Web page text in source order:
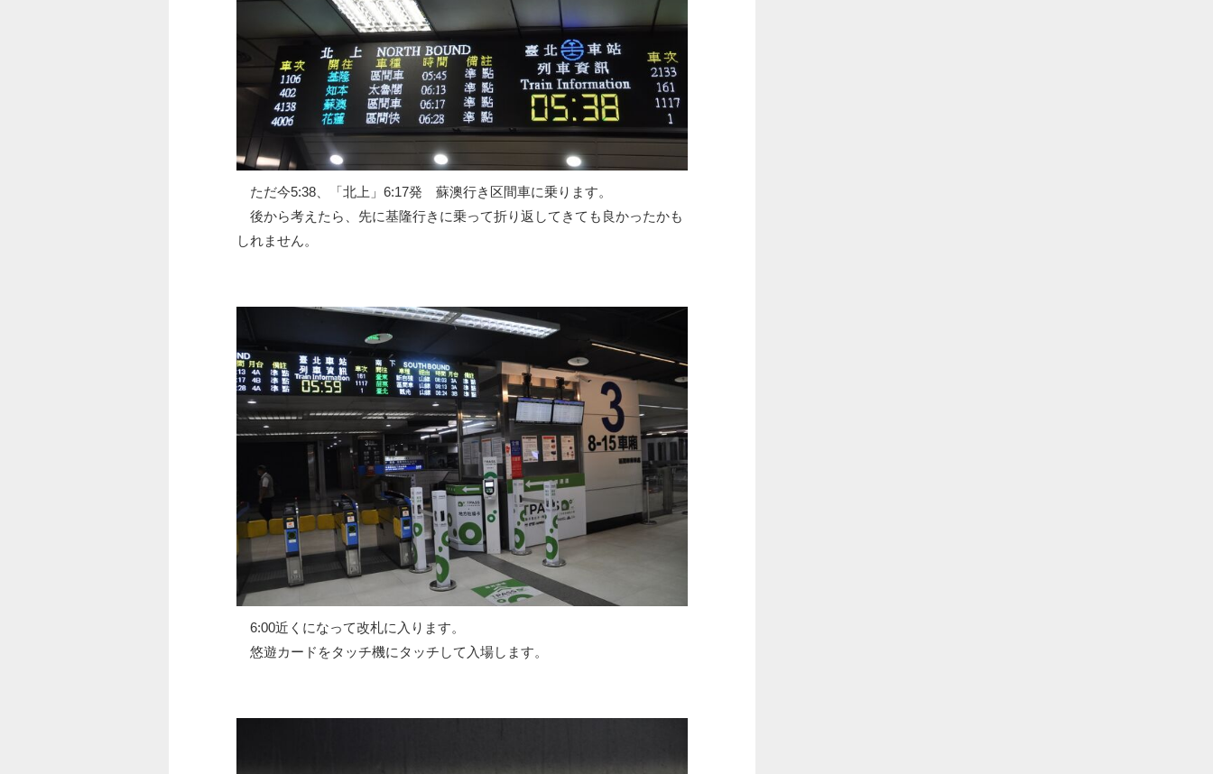
ただ今5:38、「北上」6:17発 蘇澳行き区間車に乗ります。
後から考えたら、先に基隆行きに乗って折り返してきても良かったかも
しれません。
6:00近くになって改札に入ります。
悠遊カードをタッチ機にタッチして入場します。